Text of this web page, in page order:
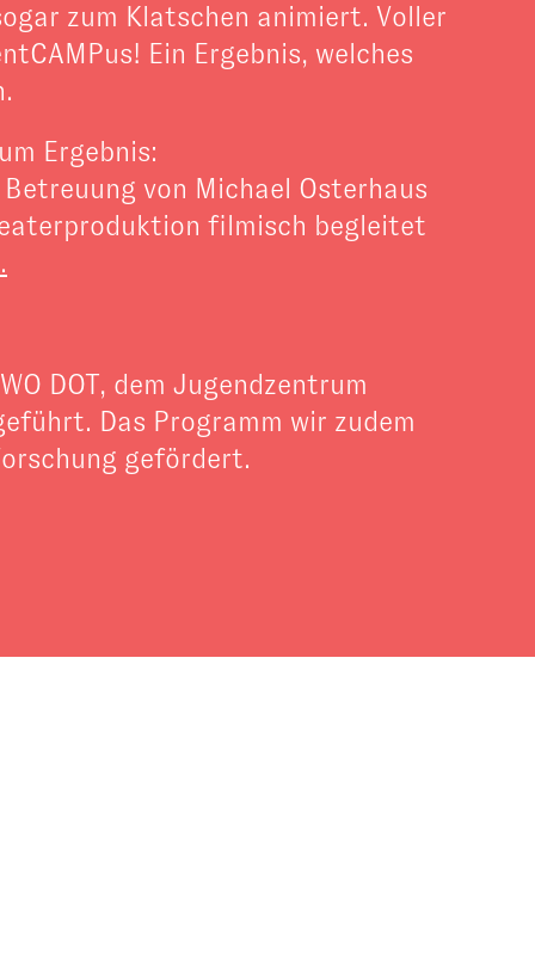
zum Klatschen animiert. Voller
Ein Ergebnis, welches
Ergebnis:
von Michael Osterhaus
filmisch begleitet
DOT, dem Jugendzentrum
Das Programm wir zudem
gefördert.